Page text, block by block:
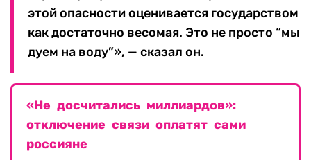
этой опасности оценивается государством
как достаточно весомая. Это не просто “мы
дуем на воду”», — сказал он.
«Не досчитались миллиардов»:
отключение связи оплатят сами
россияне